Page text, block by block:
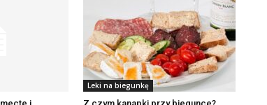
Leki na biegunkę